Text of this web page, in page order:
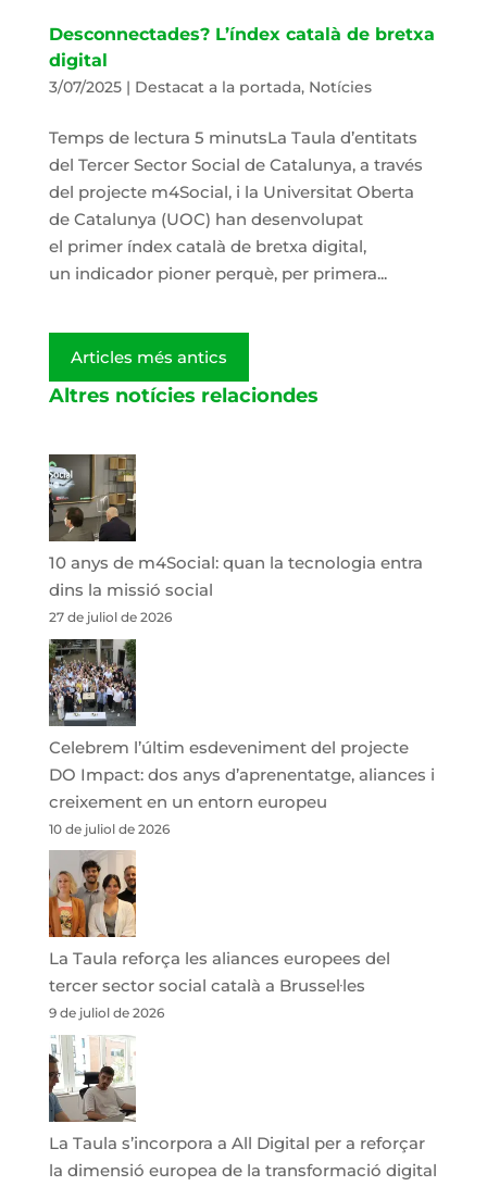
Desconnectades? L’índex català de bretxa
digital
3/07/2025| Destacat a la portada, Notícies
Temps de lectura 5 minutsLa Taula d’entitats
del Tercer Sector Social de Catalunya, a través
del projecte m4Social, i la Universitat Oberta
de Catalunya (UOC) han desenvolupat
el primer índex català de bretxa digital,
un indicador pioner perquè, per primera...
Articles més antics
Altres notícies relaciondes
10 anys de m4Social: quan la tecnologia entra
dins la missió social
27 de juliol de 2026
Celebrem l’últim esdeveniment del projecte
DO Impact: dos anys d’aprenentatge, aliances i
creixement en un entorn europeu
10 de juliol de 2026
La Taula reforça les aliances europees del
tercer sector social català a Brussel·les
9 de juliol de 2026
La Taula s’incorpora a All Digital per a reforçar
la dimensió europea de la transformació digital